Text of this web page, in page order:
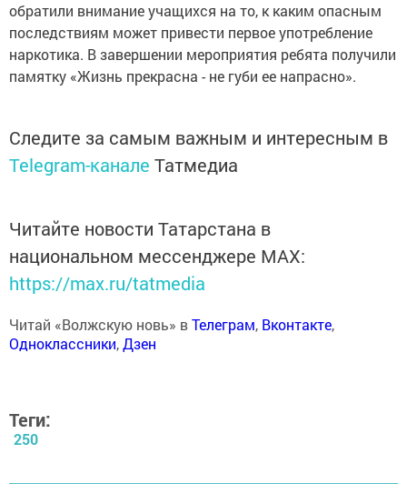
обратили внимание учащихся на то, к каким опасным
последствиям может привести первое употребление
наркотика. В завершении мероприятия ребята получили
памятку «Жизнь прекрасна - не губи ее напрасно».
Следите за самым важным и интересным в
Telegram-канале Татмедиа
Читайте новости Татарстана в
национальном мессенджере MАХ:
https://max.ru/tatmedia
Читай «Волжскую новь» вТелеграм, Вконтакте,
Одноклассники,Дзен
Теги:
250